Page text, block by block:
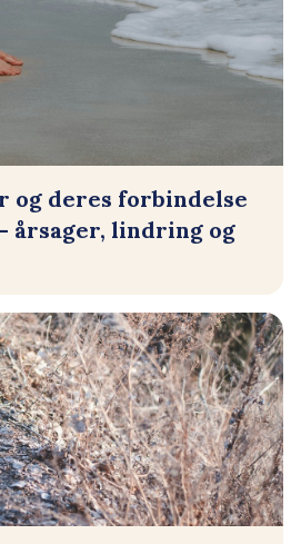
og deres forbindelse
årsager, lindring og